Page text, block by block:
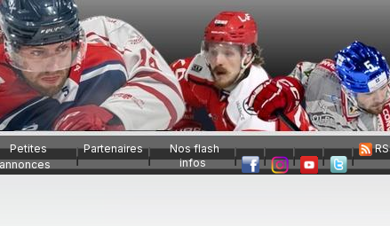
Petites
annonces
Partenaires
Nos flash
infos